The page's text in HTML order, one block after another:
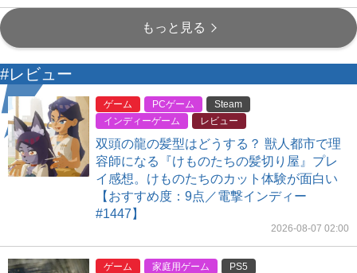
もっと見る
#レビュー
ゲーム PCゲーム
Steam
インディーゲーム
レビュー
双頭の龍の髪型はどうする？ 獣人都市で理
容師になる『けものたちの髪切り屋』プレ
イ感想。けものたちのカット体験が面白い
【おすすめ度：9点／電撃インディー
#1447】
2026-08-07 02:00
ゲーム 家庭用ゲーム
PS5